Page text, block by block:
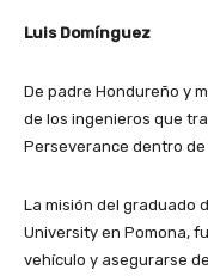
Luis Domínguez
De padre Hondureño y
de los ingenieros que
Perseverance dentro de
La misión del graduado
University en Pomona,
vehículo y asegurarse